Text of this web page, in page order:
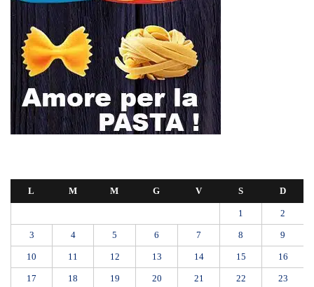
L M M G V S D
1 2
3 4 5 6 7 8 9
10 11 12 13 14 15 16
17 18 19 20 21 22 23